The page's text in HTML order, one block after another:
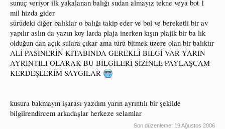
sunuç veriyor ilk yakalanan balığı sudan almayız tekne veya bot 1
mil hizda gider
sürüdeki diğer balıklar o balığı takip eder ve bol ve bereketli bir av
yapılır aslın da yazın koy larda plaja inerken kışın plajik bir ba lık
olduğun dan açık sulara çıkar ama türü bitmek üzere olan bir balıktır
ALİ PASİNERİN KİTABINDA GEREKLİ BİLGİ VAR YARIN
AYRINTILI OLARAK BU BİLGİLERİ SİZİNLE PAYLAŞCAM
KERDEŞLERİM SAYGILAR
kusura bakmayın işarası yazdım yarın ayrıntılı bir şekilde
bilgilrendircem arkadaşlar herkeze selamlar
Son düzenleme: 19 Ağustos 2006